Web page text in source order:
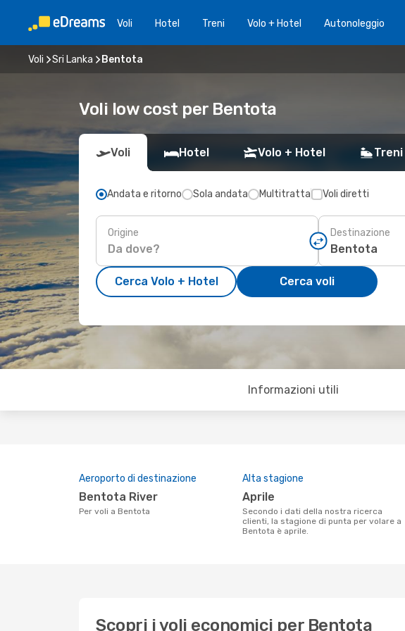
Voli Hotel Treni Volo + Hotel Autonoleggio
Voli Sri Lanka Bentota
Voli low cost per Bentota
Voli Hotel Volo + Hotel Treni
Andata e ritorno Sola andata Multitratta Voli diretti
Origine Destinazione
Cerca Volo + Hotel Cerca voli
Informazioni utili
Aeroporto di destinazione
Bentota River
Per voli a Bentota
Alta stagione
aprile
Secondo i dati della nostra ricerca
clienti, la stagione di punta per volare a
Bentota è aprile.
Scopri i voli economici per Bentota